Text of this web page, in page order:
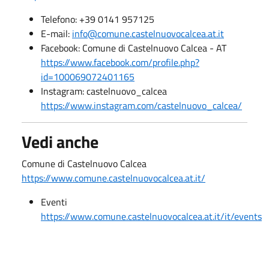
Telefono: +39 0141 957125
E-mail: info@comune.castelnuovocalcea.at.it
Facebook: Comune di Castelnuovo Calcea - AT
https://www.facebook.com/profile.php?
id=100069072401165
Instagram: castelnuovo_calcea
https://www.instagram.com/castelnuovo_calcea/
Vedi anche
Comune di Castelnuovo Calcea
https://www.comune.castelnuovocalcea.at.it/
Eventi
https://www.comune.castelnuovocalcea.at.it/it/events